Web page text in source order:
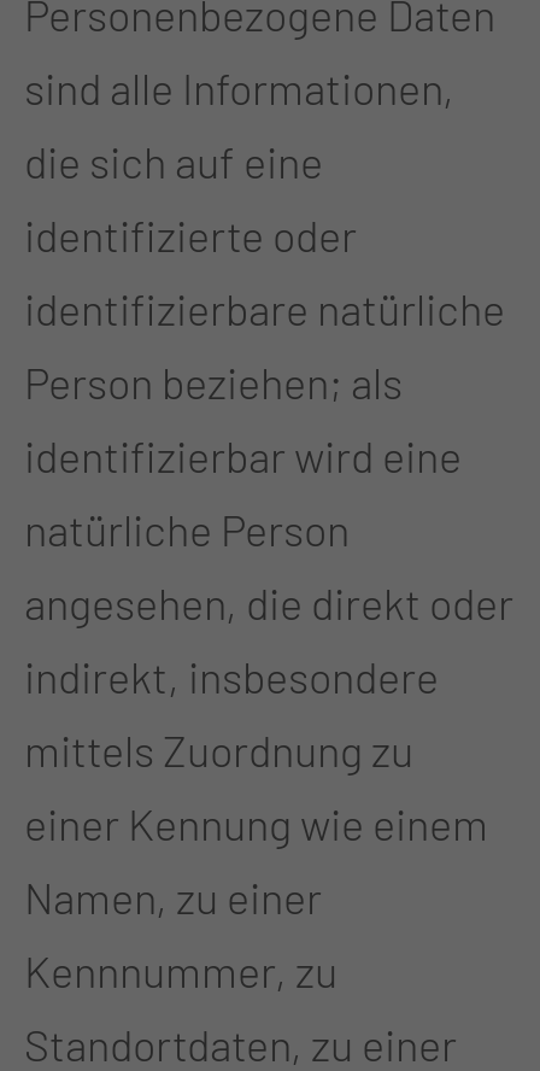
Personenbezogene Daten
sind alle Informationen,
die sich auf eine
identifizierte oder
identifizierbare natürliche
Person beziehen; als
identifizierbar wird eine
natürliche Person
angesehen, die direkt oder
indirekt, insbesondere
mittels Zuordnung zu
einer Kennung wie einem
Namen, zu einer
Kennnummer, zu
Standortdaten, zu einer